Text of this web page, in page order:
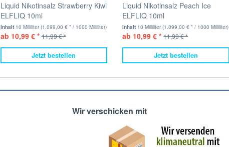
Liquid Nikotinsalz Strawberry Kiwi
ELFLIQ 10ml
Inhalt 10 Milliliter(1.099,00 € * / 1000 Milliliter)
ab 10,99 € * 11,99 € *
Jetzt bestellen
Liquid Nikotinsalz Peach Ice
ELFLIQ 10ml
Inhalt 10 Milliliter(1.099,00 € * / 1000 Milliliter)
ab 10,99 € * 11,99 € *
Jetzt bestellen
Wir verschicken mit